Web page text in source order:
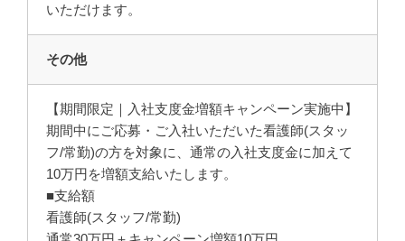
いただけます。
その他
【期間限定｜入社支度金増額キャンペーン実施中】
期間中にご応募・ご入社いただいた看護師(スタッ
フ/常勤)の方を対象に、通常の入社支度金に加えて
10万円を増額支給いたします。
■支給額
看護師(スタッフ/常勤)